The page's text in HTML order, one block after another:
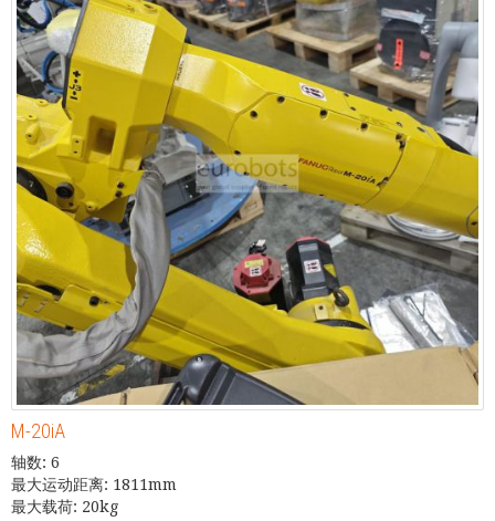
M-20iA
轴数: 6
最大运动距离: 1811mm
最大载荷: 20kg